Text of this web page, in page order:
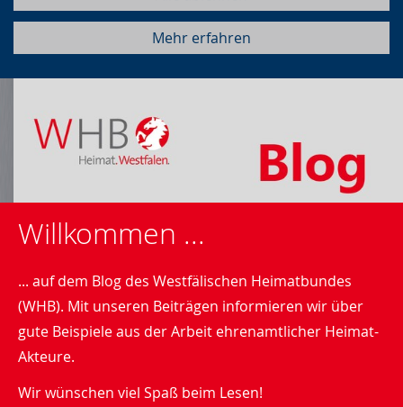
Mehr erfahren
Willkommen ...
... auf dem Blog des Westfälischen Heimatbundes
(WHB). Mit unseren Beiträgen informieren wir über
gute Beispiele aus der Arbeit ehrenamtlicher Heimat-
Akteure.
Wir wünschen viel Spaß beim Lesen!